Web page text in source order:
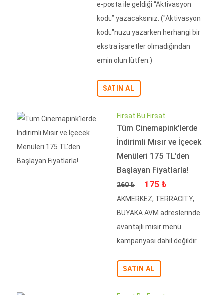
e-posta ile geldiği “Aktivasyon
kodu” yazacaksınız. ("Aktivasyon
kodu"nuzu yazarken herhangi bir
ekstra işaretler olmadığından
emin olun lütfen.)
SATIN AL
Fırsat Bu Fırsat
Tüm Cinemapink'lerde
İndirimli Mısır ve İçecek
Menüleri 175 TL'den
Başlayan Fiyatlarla!
Fiyat
260 ₺ İndirimli Fiyat
175 ₺
AKMERKEZ, TERRACİTY,
BUYAKA AVM adreslerinde
avantajlı mısır menü
kampanyası dahil değildir.
SATIN AL